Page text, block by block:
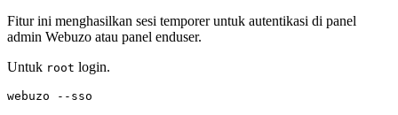
Fitur ini menghasilkan sesi temporer untuk autentikasi di panel
admin Webuzo atau panel enduser.
Untuk root login.
webuzo --sso